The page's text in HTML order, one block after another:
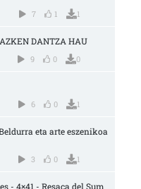
7 1 1
DANTZA HAU
9 0 0
6 0 1
eta arte eszenikoa
3 0 1
- 4×41 - Resaca del Sum